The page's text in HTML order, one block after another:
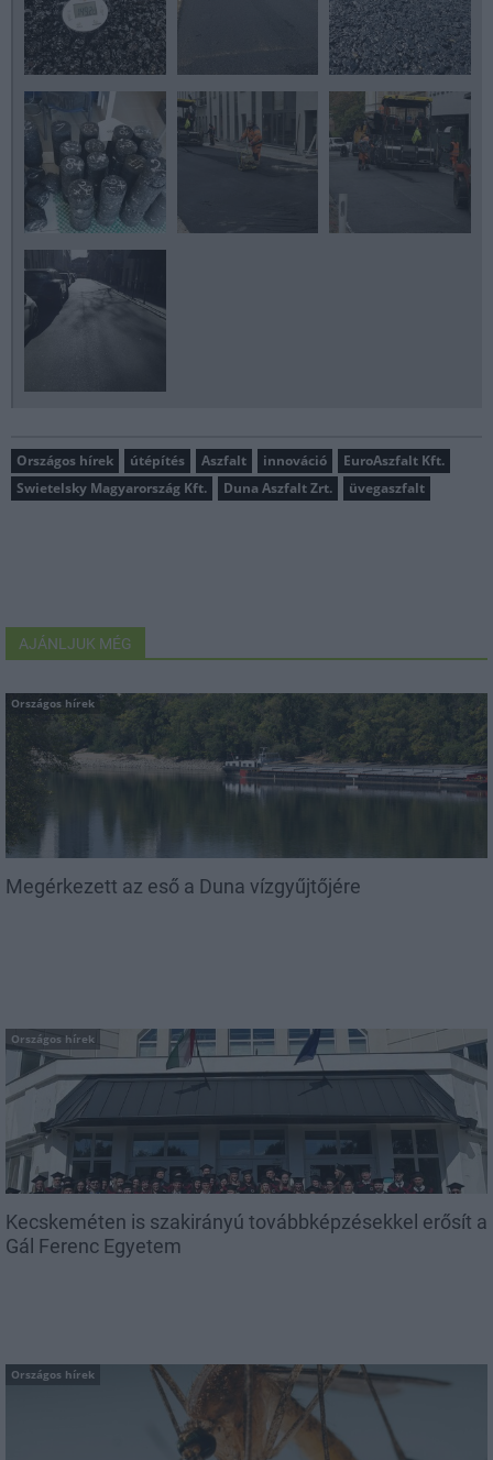
Országos hírek útépítés Aszfalt innováció
EuroAszfalt Kft.
Swietelsky Magyarország Kft.
Duna Aszfalt Zrt. üvegaszfalt
AJÁNLJUK MÉG
Országos hírek
Megérkezett az eső a Duna vízgyűjtőjére
Országos hírek
Kecskeméten is szakirányú továbbképzésekkel erősít a
Gál Ferenc Egyetem
Országos hírek